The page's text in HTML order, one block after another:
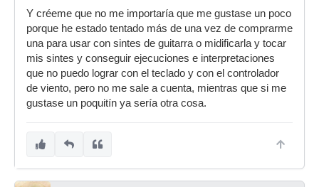
Y créeme que no me importaría que me gustase un poco
porque he estado tentado más de una vez de comprarme
una para usar con sintes de guitarra o midificarla y tocar
mis sintes y conseguir ejecuciones e interpretaciones
que no puedo lograr con el teclado y con el controlador
de viento, pero no me sale a cuenta, mientras que si me
gustase un poquitín ya sería otra cosa.